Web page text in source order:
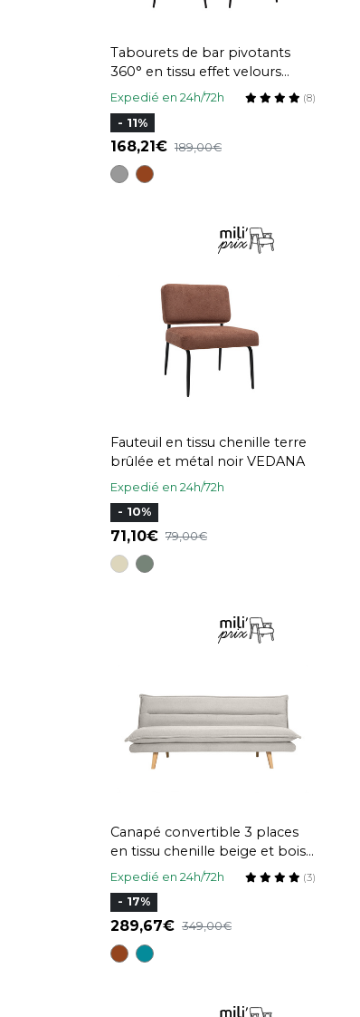
Tabourets de bar pivotants
360° en tissu effet velours
texturé beige et métal H65.5
cm (lot de 2) ALESS
Expedié en 24h/72h (8)
- 11%
168,21 189,00
Fauteuil en tissu chenille terre
brûlée et métal noir VEDANA
Expedié en 24h/72h
- 10%
71,10 79,00
Canapé convertible 3 places
en tissu chenille beige et bois
clair BINGO
Expedié en 24h/72h (3)
- 17%
289,67 349,00